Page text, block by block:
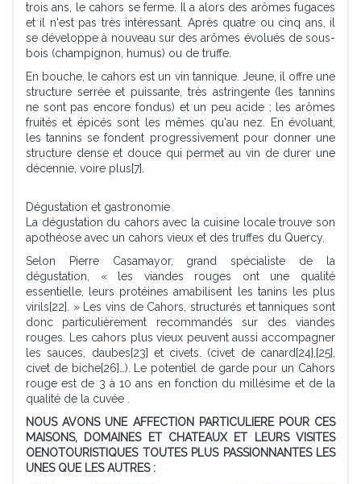
trois ans, le cahors se ferme. Il a alors des arômes fugaces
et il n'est pas très intéressant. Après quatre ou cinq ans, il
se développe à nouveau sur des arômes évolués de sous-
bois (champignon, humus) ou de truffe.
En bouche, le cahors est un vin tannique. Jeune, il offre une
structure serrée et puissante, très astringente (les tannins
ne sont pas encore fondus) et un peu acide ; les arômes
fruités et épicés sont les mêmes qu'au nez. En évoluant,
les tannins se fondent progressivement pour donner une
structure dense et douce qui permet au vin de durer une
décennie, voire plus[7].
Dégustation et gastronomie
La dégustation du cahors avec la cuisine locale trouve son
apothéose avec un cahors vieux et des truffes du Quercy.
Selon Pierre Casamayor, grand spécialiste de la
dégustation, « les viandes rouges ont une qualité
essentielle, leurs protéines amabilisent les tanins les plus
virils[22]. » Les vins de Cahors, structurés et tanniques sont
donc particulièrement recommandés sur des viandes
rouges. Les cahors plus vieux peuvent aussi accompagner
les sauces, daubes[23] et civets. (civet de canard[24],[25],
civet de biche[26]…). Le potentiel de garde pour un Cahors
rouge est de 3 à 10 ans en fonction du millésime et de la
qualité de la cuvée .
NOUS AVONS UNE AFFECTION PARTICULIERE POUR CES
MAISONS, DOMAINES ET CHATEAUX ET LEURS VISITES
OENOTOURISTIQUES TOUTES PLUS PASSIONNANTES LES
UNES QUE LES AUTRES :